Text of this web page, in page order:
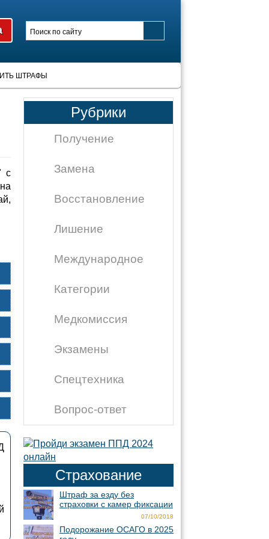
ШТРАФЫ
с
Рубрики
Получение
Замена
Восстановление
Лишение
Международное
Категории
Медкомиссия
Экзамены
Спецтехника
Вопрос-ответ
Страхование
Штраф за езду без
страховки с камер фиксации
07/10/2018
Подорожание ОСАГО в 2025